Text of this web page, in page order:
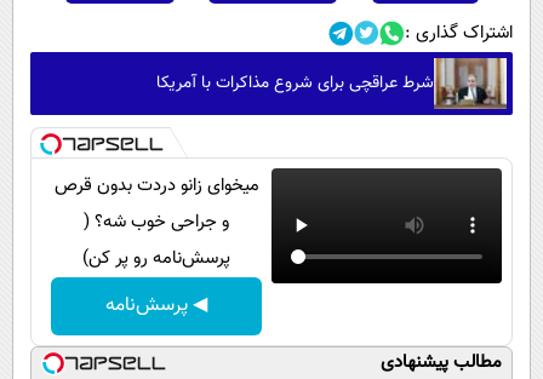
اشتراک گذاری :
شرط عراقچی برای شروع مذاکرات با آمریکا
میخوای زانو دردت بدون قرص
و جراحی خوب شه؟ (
پرسش‌نامه رو پر کن)
◀ پرسش‌نامه
مطالب پیشنهادی